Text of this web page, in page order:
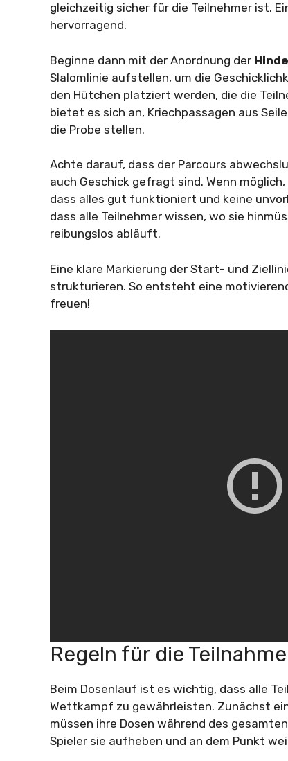
gleichzeitig sicher für die Teilnehmer ist.
hervorragend.
Beginne dann mit der Anordnung der
Slalomlinie aufstellen, um die
den Hütchen platziert werden, die die
bietet es sich an, Kriechpassagen aus
die Probe stellen.
Achte darauf, dass der Parcours
auch Geschick gefragt sind. Wenn
dass alles gut funktioniert und keine
dass alle Teilnehmer wissen, wo sie
reibungslos abläuft.
Eine klare Markierung der Start- und
strukturieren. So entsteht eine
freuen!
Regeln für die Teilnahme
Beim Dosenlauf ist es wichtig, dass alle
Wettkampf zu gewährleisten. Zunächst
müssen ihre Dosen während des
Spieler sie aufheben und an dem Punkt